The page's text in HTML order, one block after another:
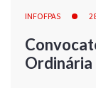
INFOFPAS
Ordinária